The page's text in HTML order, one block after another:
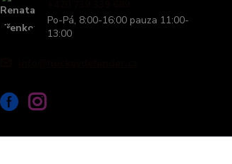
Po-Pá, 8:00-16:00 pauza 11:00-
13:00